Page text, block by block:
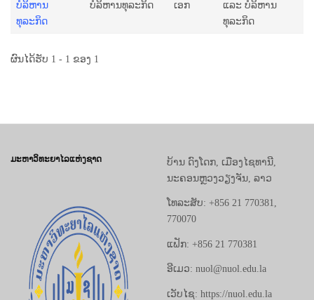
ບໍລິຫານ
ທຸລະກິດ
ບໍລິຫານທຸລະກິດ
ເອກ
ແລະ ບໍລິຫານ
ທຸລະກິດ
ຜົນໄດ້ຮັບ 1 - 1 ຂອງ 1
ມະຫາວິທະຍາໄລແຫ່ງຊາດ
ບ້ານ ດົງໂດກ, ເມືອງໄຊທານີ,
ນະຄອນຫຼວງວຽງຈັນ, ລາວ
ໂທລະສັບ: +856 21 770381,
770070
ແຟັກ: +856 21 770381
ອີເມວ: nuol@nuol.edu.la
ເວັບໄຊ: https://nuol.edu.la